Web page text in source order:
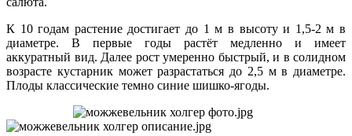
К 10 годам растение достигает до 1 м в высоту и 1,5-2 м в
диаметре. В первые годы растёт медленно и имеет
аккуратный вид. Далее рост умеренно быстрый, и в солидном
возрасте кустарник может разрастаться до 2,5 м в диаметре.
Плоды классические темно синие шишко-ягоды.